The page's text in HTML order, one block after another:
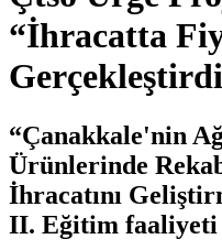
“İhracatta
Gerçekleştirdi
“Çanakkale'nin
Ürünlerinde
İhracatını
II. Eğitim